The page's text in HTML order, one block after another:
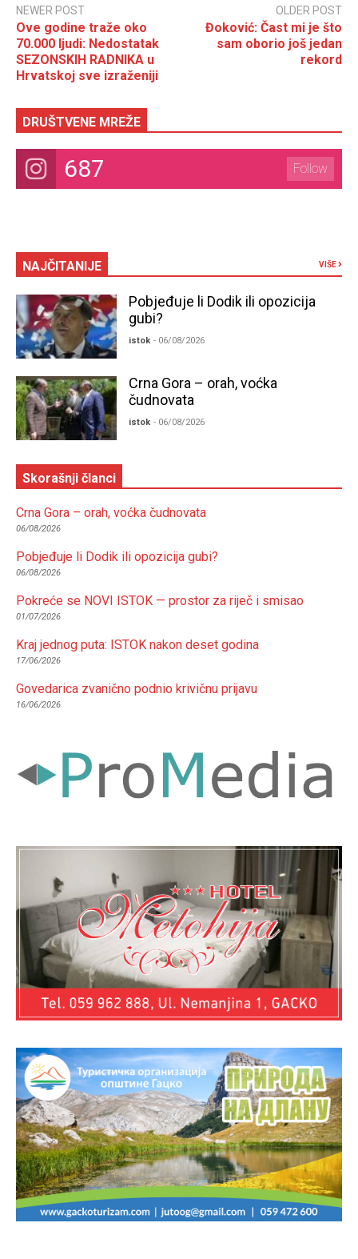
NEWER POST
Ove godine traže oko
70.000 ljudi: Nedostatak
SEZONSKIH RADNIKA u
Hrvatskoj sve izraženiji
OLDER POST
Đoković: Čast mi je što
sam oborio još jedan
rekord
DRUŠTVENE MREŽE
687 Follow
NAJČITANIJE VIŠE
Pobjeđuje li Dodik ili opozicija
gubi?
istok - 06/08/2026
Crna Gora – orah, voćka
čudnovata
istok - 06/08/2026
Skorašnji članci
Crna Gora – orah, voćka čudnovata
06/08/2026
Pobjeđuje li Dodik ili opozicija gubi?
06/08/2026
Pokreće se NOVI ISTOK — prostor za riječ i smisao
01/07/2026
Kraj jednog puta: ISTOK nakon deset godina
17/06/2026
Govedarica zvanično podnio krivičnu prijavu
16/06/2026